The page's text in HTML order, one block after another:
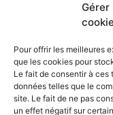
Gérer
Pour offrir les meilleures
que les cookies pour
Le fait de consentir à ces
données telles que le
site. Le fait de ne pas
un effet négatif sur